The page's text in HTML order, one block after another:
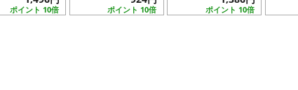
ポイント 10倍 ポイント 10倍 ポイント 10倍